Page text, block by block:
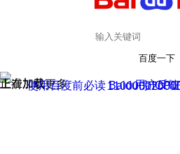
百度一下
正在加载
上滑加载更多 用户反馈
使用百度前必读 Baidu 京ICP
京公网安备